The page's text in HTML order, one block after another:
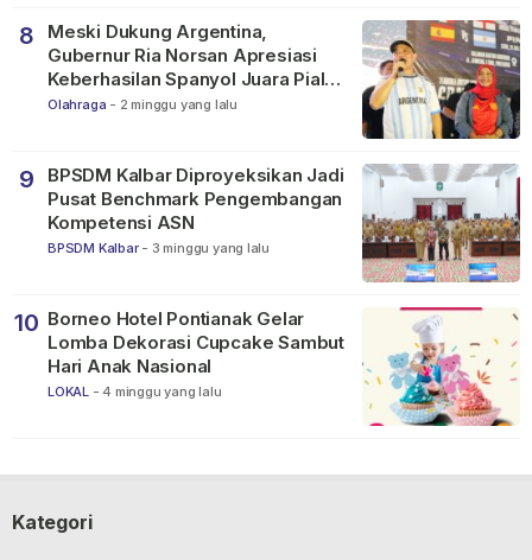
8
Meski Dukung Argentina,
Gubernur Ria Norsan Apresiasi
Keberhasilan Spanyol Juara Piala
Dunia FIFA 2026
Olahraga - 2 minggu yang lalu
9
BPSDM Kalbar Diproyeksikan Jadi
Pusat Benchmark Pengembangan
Kompetensi ASN
BPSDM Kalbar - 3 minggu yang lalu
10 Borneo Hotel Pontianak Gelar
Lomba Dekorasi Cupcake Sambut
Hari Anak Nasional
LOKAL - 4 minggu yang lalu
Kategori